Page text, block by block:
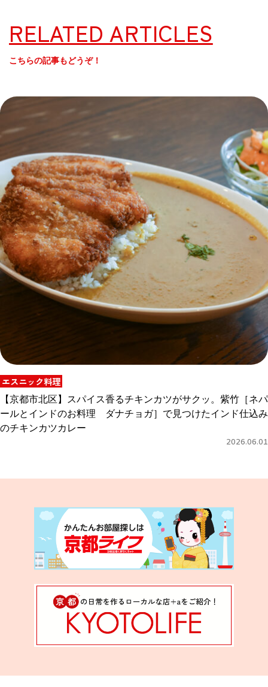
RELATED ARTICLES
こちらの記事もどうぞ！
エスニック料理
【京都市北区】スパイス香るチキンカツがサクッ。紫竹［ネパ
ールとインドのお料理 ダナチョガ］で見つけたインド仕込み
のチキンカツカレー
2026.06.01